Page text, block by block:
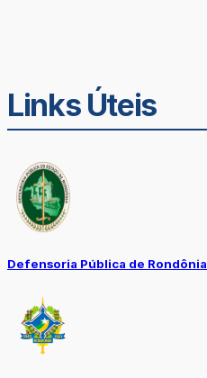
Links Úteis
Defensoria Pública de Rondônia